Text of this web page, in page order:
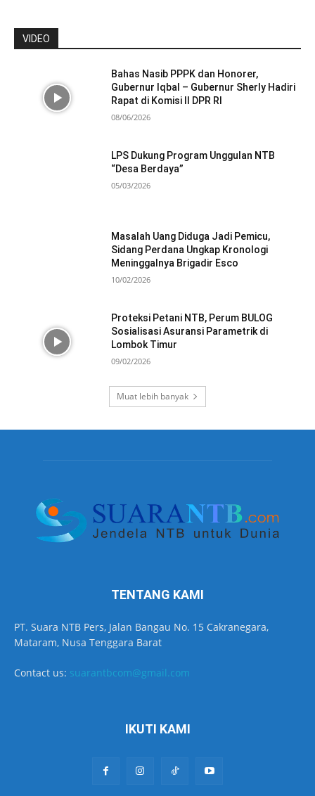
VIDEO
Bahas Nasib PPPK dan Honorer,
Gubernur Iqbal – Gubernur Sherly Hadiri
Rapat di Komisi II DPR RI
08/06/2026
LPS Dukung Program Unggulan NTB
“Desa Berdaya”
05/03/2026
Masalah Uang Diduga Jadi Pemicu,
Sidang Perdana Ungkap Kronologi
Meninggalnya Brigadir Esco
10/02/2026
Proteksi Petani NTB, Perum BULOG
Sosialisasi Asuransi Parametrik di
Lombok Timur
09/02/2026
Muat lebih banyak
TENTANG KAMI
PT. Suara NTB Pers, Jalan Bangau No. 15 Cakranegara,
Mataram, Nusa Tenggara Barat
Contact us: suarantbcom@gmail.com
IKUTI KAMI